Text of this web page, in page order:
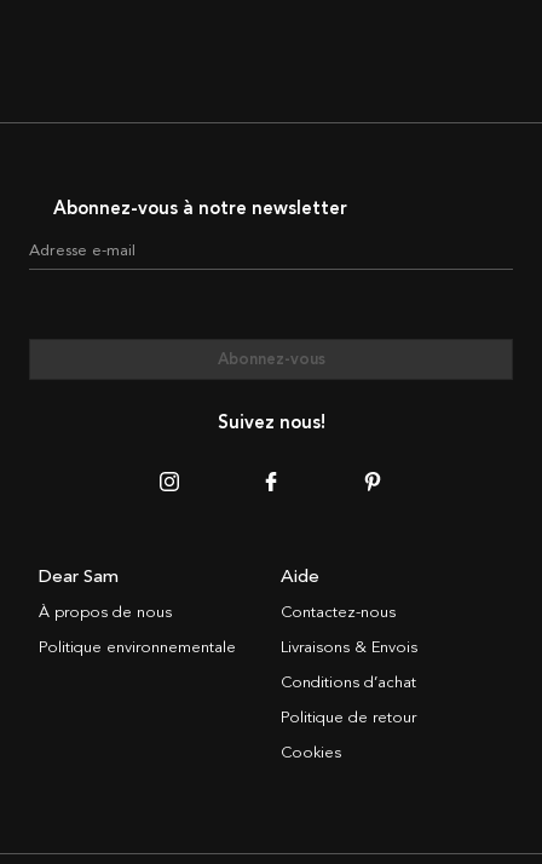
Abonnez-vous à notre newsletter
Adresse e-mail
Abonnez-vous
Suivez nous!
Dear Sam
À propos de nous
Politique environnementale
Aide
Contactez-nous
Livraisons & Envois
Conditions d’achat
Politique de retour
Cookies